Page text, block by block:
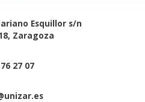
Esquillor s/n
Zaragoza
27 07